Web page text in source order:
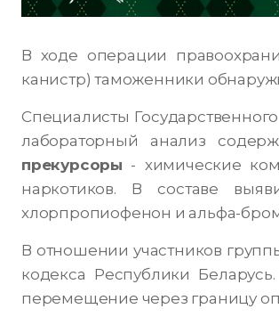
В ходе операции
канистр) таможенники
Специалисты
лабораторный анализ
прекурсоры - химические
наркотиков. В составе
хлорпропиофенон и альфа-
В отношении участников
кодекса Республики
перемещение через границу